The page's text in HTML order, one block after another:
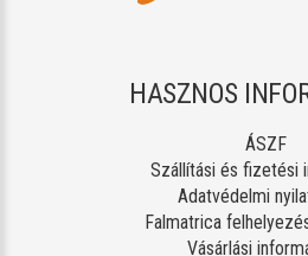
HASZNOS
ÁSZF
Szállítási és fizetési
Adatvédelmi
Falmatrica
Vásárlási